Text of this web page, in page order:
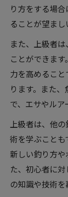
り方をする場
ることが望まし
また、上級者
ことができま
力を高めるこ
ります。また
で、エサやルア
上級者は、他
術を学ぶことも
新しい釣り方
た、初心者に
の知識や技術を